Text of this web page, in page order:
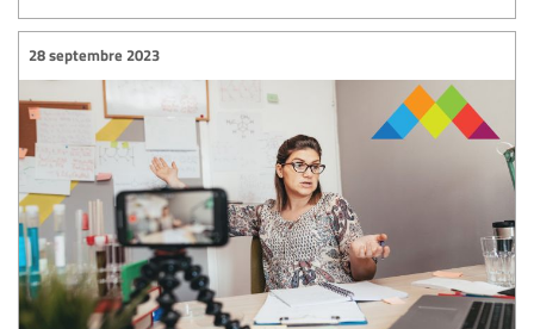
28 septembre 2023